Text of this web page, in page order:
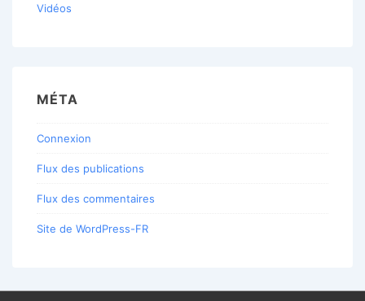
Vidéos
MÉTA
Connexion
Flux des publications
Flux des commentaires
Site de WordPress-FR